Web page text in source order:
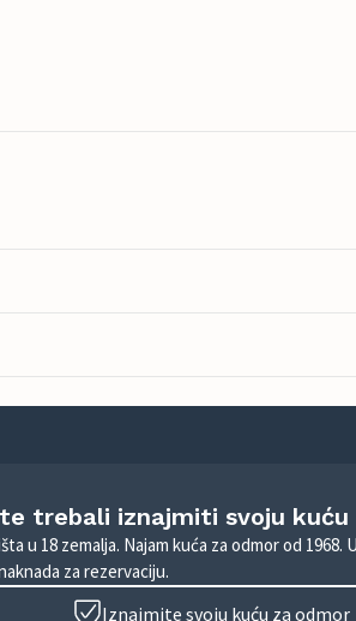
trebali iznajmiti svoju kuću
u 18 zemalja. Najam kuća za odmor od 1968.
za rezervaciju.
Iznajmite svoju kuću za odmor